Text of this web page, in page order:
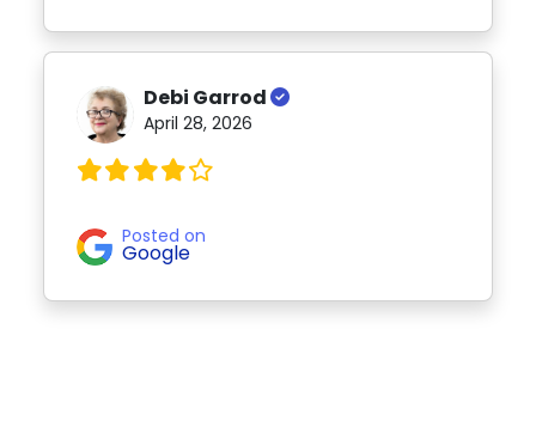
Debi Garrod
April 28, 2026
Posted on
Google